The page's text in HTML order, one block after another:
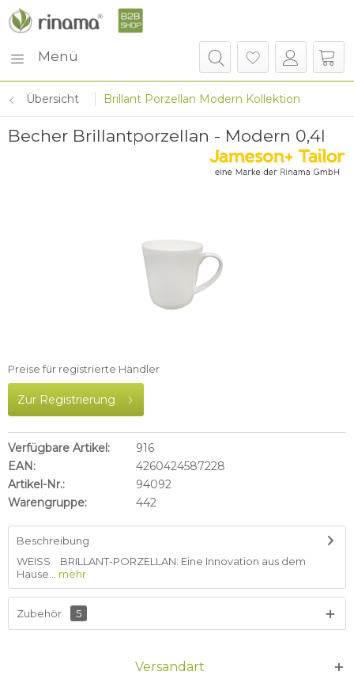
Menü
Übersicht Brillant Porzellan Modern Kollektion
Becher Brillantporzellan - Modern 0,4l
Preise für registrierte Händler
Zur Registrierung
Verfügbare Artikel:
916
EAN:
4260424587228
Artikel-Nr.:
94092
Warengruppe:
442
Beschreibung
WEISS BRILLANT-PORZELLAN: Eine Innovation aus dem
Hause...
mehr
Zubehör 5
Versandart